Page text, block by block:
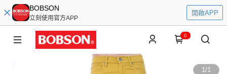
BOBSON
立刻使用官方APP
開啟APP
0
1/1